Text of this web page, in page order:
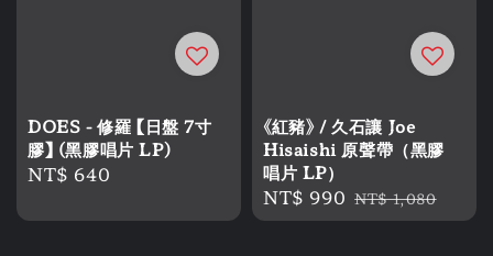
DOES - 修羅 【日盤 7寸
膠】 (黑膠唱片 LP)
Regular
NT$ 640
《紅豬》 / 久石讓 Joe
Hisaishi 原聲帶（黑膠
唱片 LP）
Sale
price
NT$ 990 Regular
price
NT$ 1,080